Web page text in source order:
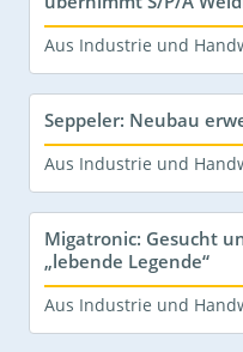
Aus Industrie und
Seppeler: Neubau
Aus Industrie und
Migatronic: Gesucht
„lebende Legende“
Aus Industrie und